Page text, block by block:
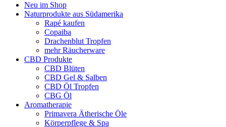
Neu im Shop
Naturprodukte aus Südamerika
Rapé kaufen
Copaiba
Drachenblut Tropfen
mehr Räucherware
CBD Produkte
CBD Blüten
CBD Gel & Salben
CBD Öl Tropfen
CBG Öl
Aromatherapie
Primavera Ätherische Öle
Körperpflege & Spa